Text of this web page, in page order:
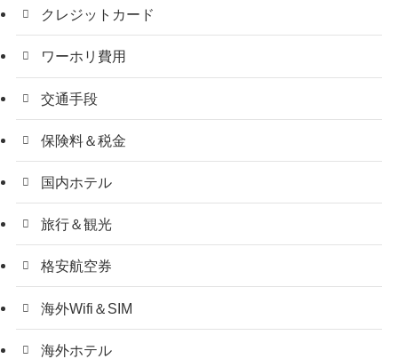
クレジットカード
ワーホリ費用
交通手段
保険料＆税金
国内ホテル
旅行＆観光
格安航空券
海外Wifi＆SIM
海外ホテル